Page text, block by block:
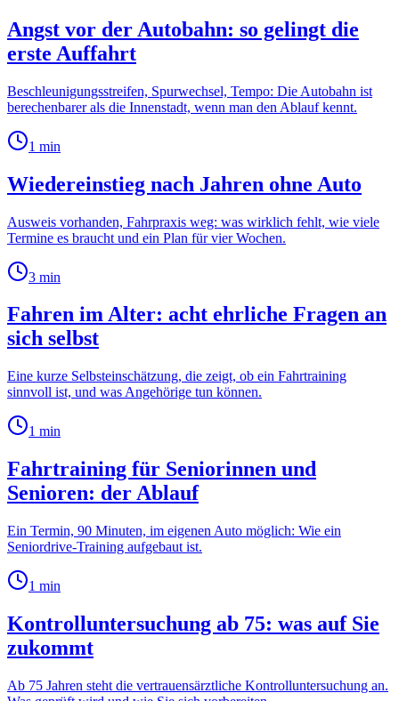
Angst vor der Autobahn: so gelingt die
erste Auffahrt
Beschleunigungsstreifen, Spurwechsel, Tempo: Die Autobahn ist
berechenbarer als die Innenstadt, wenn man den Ablauf kennt.
1 min
Wiedereinstieg nach Jahren ohne Auto
Ausweis vorhanden, Fahrpraxis weg: was wirklich fehlt, wie viele
Termine es braucht und ein Plan für vier Wochen.
3 min
Fahren im Alter: acht ehrliche Fragen an
sich selbst
Eine kurze Selbsteinschätzung, die zeigt, ob ein Fahrtraining
sinnvoll ist, und was Angehörige tun können.
1 min
Fahrtraining für Seniorinnen und
Senioren: der Ablauf
Ein Termin, 90 Minuten, im eigenen Auto möglich: Wie ein
Seniordrive-Training aufgebaut ist.
1 min
Kontrolluntersuchung ab 75: was auf Sie
zukommt
Ab 75 Jahren steht die vertrauensärztliche Kontrolluntersuchung an.